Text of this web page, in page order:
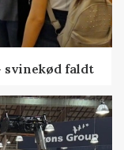
svinekød faldt